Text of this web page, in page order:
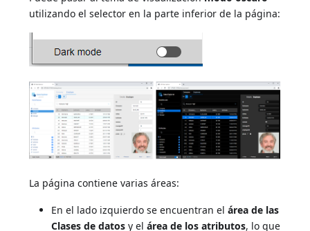
utilizando el selector en la parte inferior de la página:
La página contiene varias áreas:
En el lado izquierdo se encuentran elárea de las
Clases de datos y elárea de los atributos, lo que